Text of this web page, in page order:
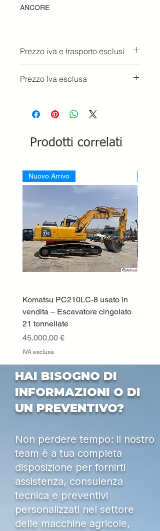
ANCORE
Prezzo iva e trasporto esclusi
Prezzo Iva esclusa
Prodotti correlati
Nuovo Arrivo
Komatsu PC210LC-8 usato in
vendita – Escavatore cingolato
21 tonnellate
Prezzo
45.000,00 €
IVA esclusa
Prezzo
HAI BISOGNO DI
INFORMAZIONI O DI
UN PREVENTIVO?
Non perdere tempo: il nostro
team è a tua completa
disposizione per fornirti
assistenza, consulenza
tecnica e preventivi
personalizzati nel settore
delle macchine agricole,